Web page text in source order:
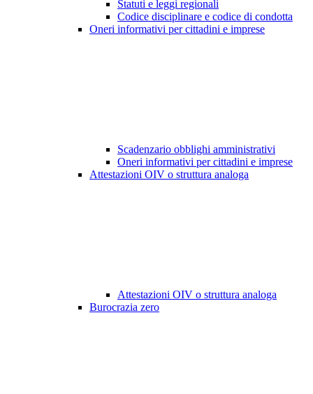
Statuti e leggi regionali
Codice disciplinare e codice di condotta
Oneri informativi per cittadini e imprese
Scadenzario obblighi amministrativi
Oneri informativi per cittadini e imprese
Attestazioni OIV o struttura analoga
Attestazioni OIV o struttura analoga
Burocrazia zero